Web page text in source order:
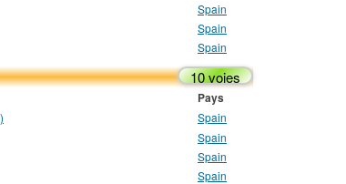
Spain
Spain
Spain
10 voies
Pays
Spain
Spain
Spain
Spain